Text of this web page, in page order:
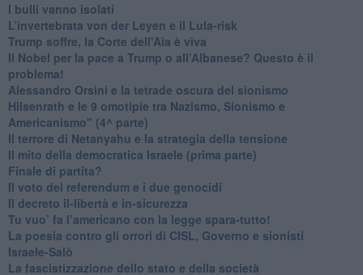
​I bulli vanno isolati
L’invertebrata von der Leyen e il Lula-risk
Trump soffre, la Corte dell'Aia è viva
​Il Nobel per la pace a Trump o all’Albanese? Questo è il
problema!
​Alessandro Orsini e la tetrade oscura del sionismo
​Hilsenrath e le 9 omotipie tra Nazismo, Sionismo e
Americanismo" (4^ parte)
​Il terrore di Netanyahu e la strategia della tensione
Il mito della democratica Israele (prima parte)
​Finale di partita?
​Il voto del referendum e i due genocidi
Il decreto il-libertà e in-sicurezza
Tu vuo’ fa l’americano con la legge spara-tutto!
La poesia contro gli orrori di CISL, Governo e sionisti
Israele-Salò
​La fascistizzazione dello stato e della società